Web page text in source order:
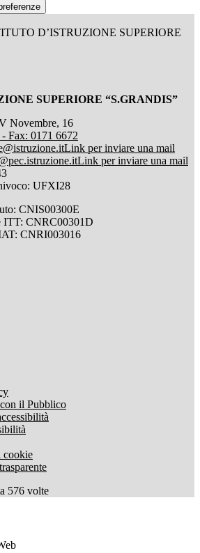
D’ISTRUZIONE SUPERIORE
SUPERIORE “S.GRANDIS”
Novembre, 16
Fax: 0171 6672
Link per inviare una mail
Link per inviare una mail
UFXI28
CNIS00300E
ITT: CNRC00301D
CNRI003016
il Pubblico
cookie
576 volte